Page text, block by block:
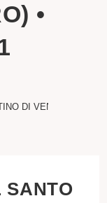
•
DI VENEZZE (RO) •
SANTO